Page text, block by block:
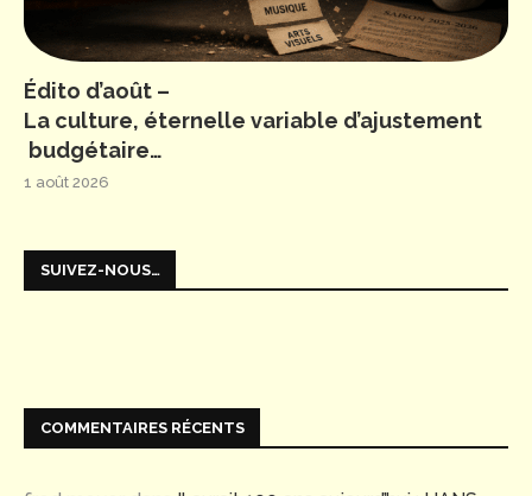
Édito d’août –
La culture, éternelle variable d’ajustement
budgétaire…
1 août 2026
SUIVEZ-NOUS…
COMMENTAIRES RÉCENTS